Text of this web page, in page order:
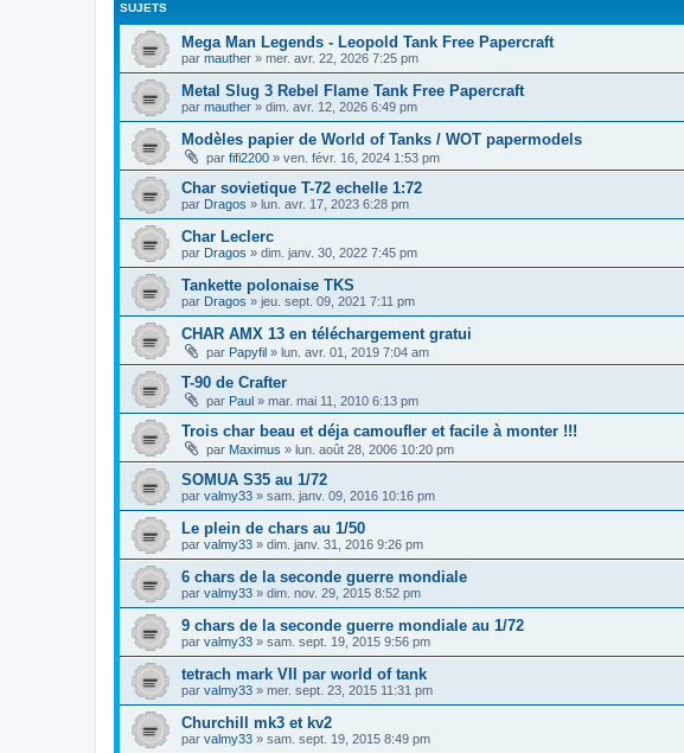
SUJETS
Mega Man Legends - Leopold Tank Free Papercraft
par mauther » mer. avr. 22, 2026 7:25 pm
Metal Slug 3 Rebel Flame Tank Free Papercraft
par mauther » dim. avr. 12, 2026 6:49 pm
Modèles papier de World of Tanks / WOT papermodels
par fifi2200 » ven. févr. 16, 2024 1:53 pm
Char sovietique T-72 echelle 1:72
par Dragos » lun. avr. 17, 2023 6:28 pm
Char Leclerc
par Dragos » dim. janv. 30, 2022 7:45 pm
Tankette polonaise TKS
par Dragos » jeu. sept. 09, 2021 7:11 pm
CHAR AMX 13 en téléchargement gratui
par Papyfil » lun. avr. 01, 2019 7:04 am
T-90 de Crafter
par Paul » mar. mai 11, 2010 6:13 pm
Trois char beau et déja camoufler et facile à monter !!!
par Maximus » lun. août 28, 2006 10:20 pm
SOMUA S35 au 1/72
par valmy33 » sam. janv. 09, 2016 10:16 pm
Le plein de chars au 1/50
par valmy33 » dim. janv. 31, 2016 9:26 pm
6 chars de la seconde guerre mondiale
par valmy33 » dim. nov. 29, 2015 8:52 pm
9 chars de la seconde guerre mondiale au 1/72
par valmy33 » sam. sept. 19, 2015 9:56 pm
tetrach mark VII par world of tank
par valmy33 » mer. sept. 23, 2015 11:31 pm
Churchill mk3 et kv2
par valmy33 » sam. sept. 19, 2015 8:49 pm